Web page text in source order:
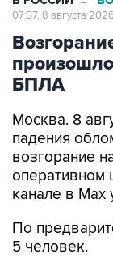
07:37, 8 августа 2026
БПЛА
Москва. 8
падения
возгорание
оперативном
канале в Max
По
5 человек.